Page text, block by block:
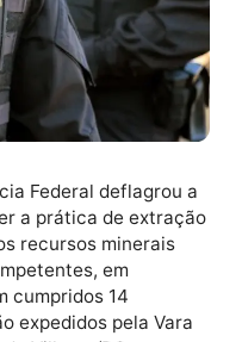
Federal deflagrou
a prática de